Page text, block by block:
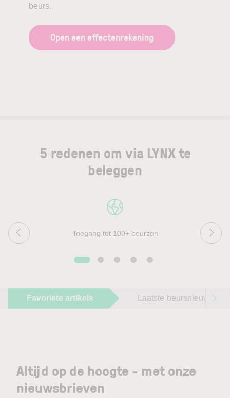
beurs.
Open een effectenrekening
5 redenen om via LYNX te
beleggen
Toegang tot 100+ beurzen
Favoriete artikels Laatste beursnieuws
Altijd op de hoogte - met onze
nieuwsbrieven